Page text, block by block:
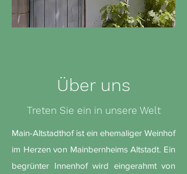
Über uns
Treten Sie ein in unsere Welt
Main-Altstadthof ist ein ehemaliger Weinhof
im Herzen von Mainbernheims Altstadt. Ein
begrünter Innenhof wird eingerahmt von